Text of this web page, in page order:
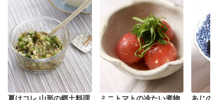
夏はコレ 山形の郷土料理
ミニトマトの冷たい煮物 あじの